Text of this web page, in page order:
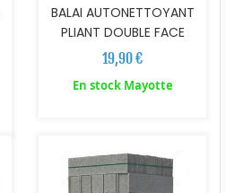
BALAI AUTONETTOYANT
PLIANT DOUBLE FACE
19,90 €
En stock Mayotte